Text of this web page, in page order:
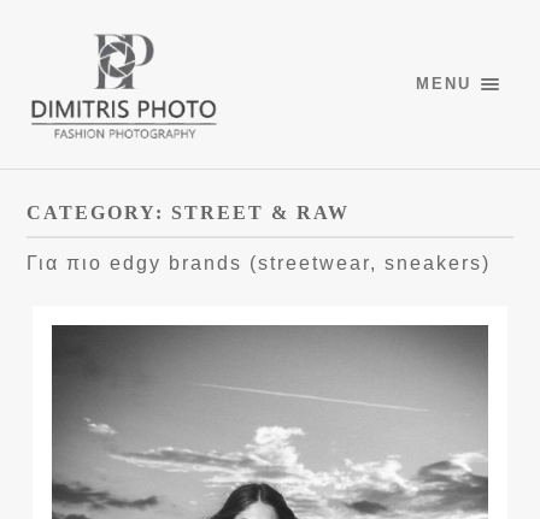
MENU
CATEGORY: STREET & RAW
Για πιο edgy brands (streetwear, sneakers)